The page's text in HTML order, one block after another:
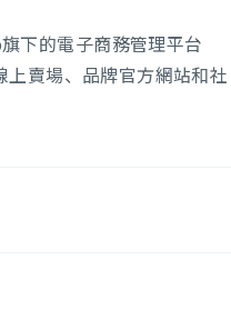
下的電子商務管理平台
賣場、品牌官方網站和社